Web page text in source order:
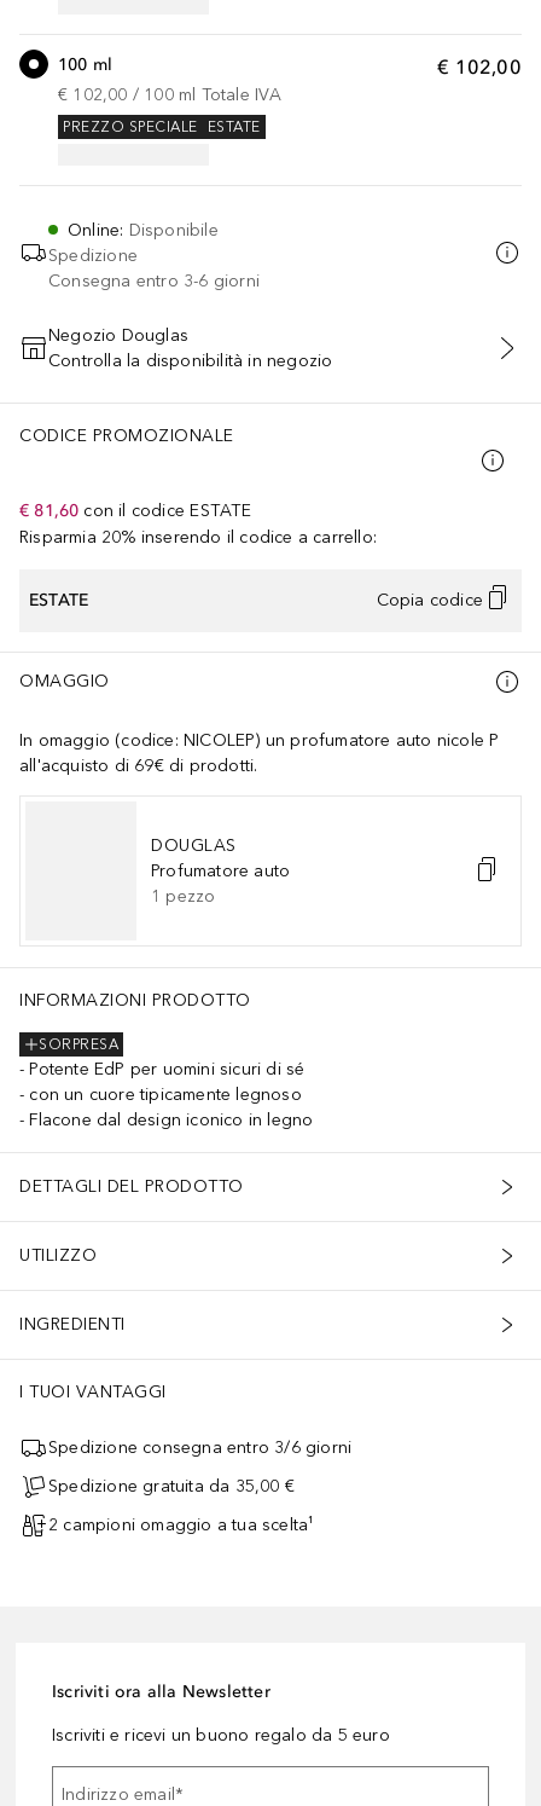
€ 102,00
100 ml
€ 102,00 / 100 ml Totale IVA
ESTATE
PREZZO SPECIALE
Online: Disponibile
Spedizione
Consegna entro 3-6 giorni
AGGIUNGI AL CARRELLO
Negozio Douglas
Controlla la disponibilità in negozio
CODICE PROMOZIONALE
€ 81,60 con il codice ESTATE
Risparmia 20% inserendo il codice a carrello:
ESTATE Copia codice
OMAGGIO
In omaggio (codice: NICOLEP) un profumatore auto nicole P
all'acquisto di 69€ di prodotti.
DOUGLAS
Profumatore auto
1 pezzo
INFORMAZIONI PRODOTTO
SORPRESA
Potente EdP per uomini sicuri di sé
con un cuore tipicamente legnoso
Flacone dal design iconico in legno
DETTAGLI DEL PRODOTTO
UTILIZZO
INGREDIENTI
I TUOI VANTAGGI
Spedizione consegna entro 3/6 giorni
Spedizione gratuita da 35,00 €
2 campioni omaggio a tua scelta¹
Iscriviti ora alla Newsletter
Iscriviti e ricevi un buono regalo da 5 euro
Indirizzo email*